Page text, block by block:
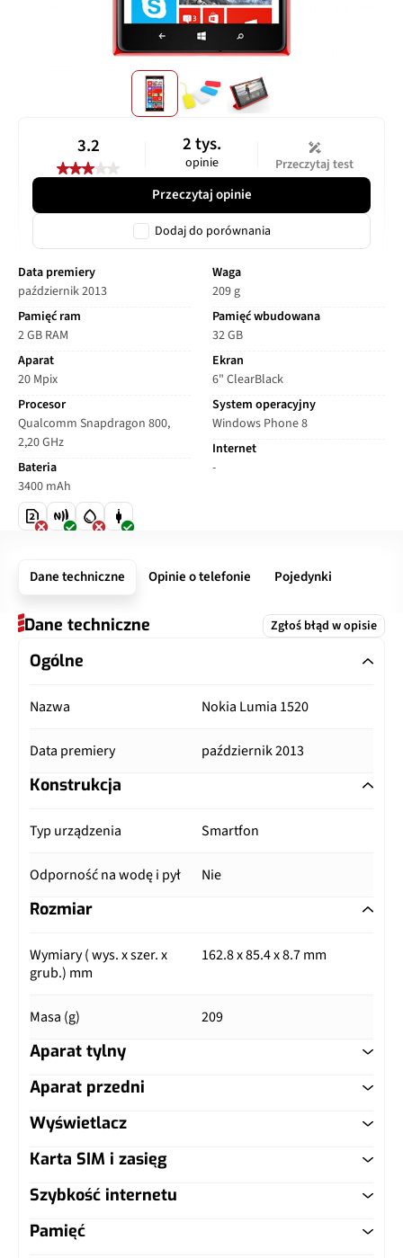
3.2 2 tys.
opinie Przeczytaj test
Przeczytaj opinie
Dodaj do porównania
Data premiery
październik 2013
Pamięć ram
2 GB RAM
Aparat
20 Mpix
Procesor
Qualcomm Snapdragon 800,
2,20 GHz
Bateria
3400 mAh
Waga
209 g
Pamięć wbudowana
32 GB
Ekran
6" ClearBlack
System operacyjny
Windows Phone 8
Internet
-
Dane techniczne Opinie o telefonie Pojedynki
Dane techniczne Zgłoś błąd w opisie
Ogólne
Nazwa Nokia Lumia 1520
Data premiery październik 2013
Konstrukcja
Typ urządzenia Smartfon
Odporność na wodę i pył Nie
Rozmiar
Wymiary ( wys. x szer. x
grub.) mm
162.8 x 85.4 x 8.7 mm
Masa (g) 209
Aparat tylny
Główny aparat
Autofocus
Lampa błyskowa
Aparat przedni
Główny aparat
Wyświetlacz
Typ ekranu
Karta SIM i zasięg
Typ karty SIM
Szybkość internetu
LTE
Pamięć